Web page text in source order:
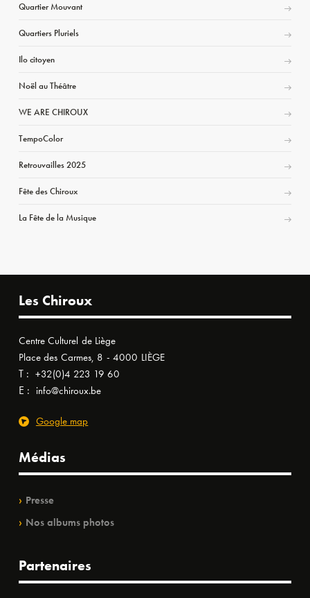
Quartier Mouvant
Quartiers Pluriels
Ilo citoyen
Noël au Théâtre
WE ARE CHIROUX
TempoColor
Retrouvailles 2025
Fête des Chiroux
La Fête de la Musique
Les Chiroux
Centre Culturel de Liège
Place des Carmes, 8 - 4000 LIÈGE
T : +32(0)4 223 19 60
E : info@chiroux.be
Google map
Médias
Presse
Nos albums photos
Partenaires